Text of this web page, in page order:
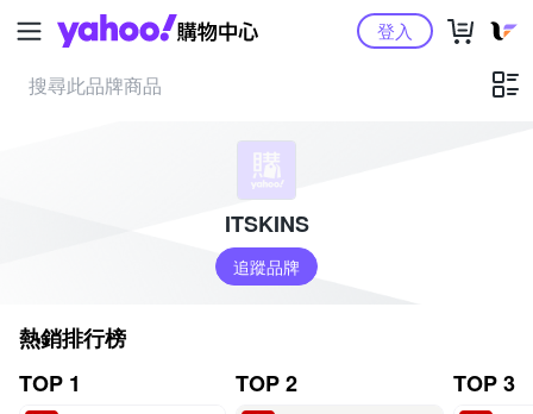
Yahoo購物中心登入
ITSKINS
追蹤品牌
熱銷排行榜
TOP 1
TOP 2 TOP 3